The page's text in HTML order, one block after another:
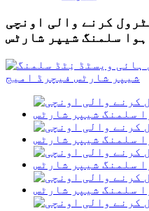
کرنے والی اونچی
سلمنگ شیپر شارٹس